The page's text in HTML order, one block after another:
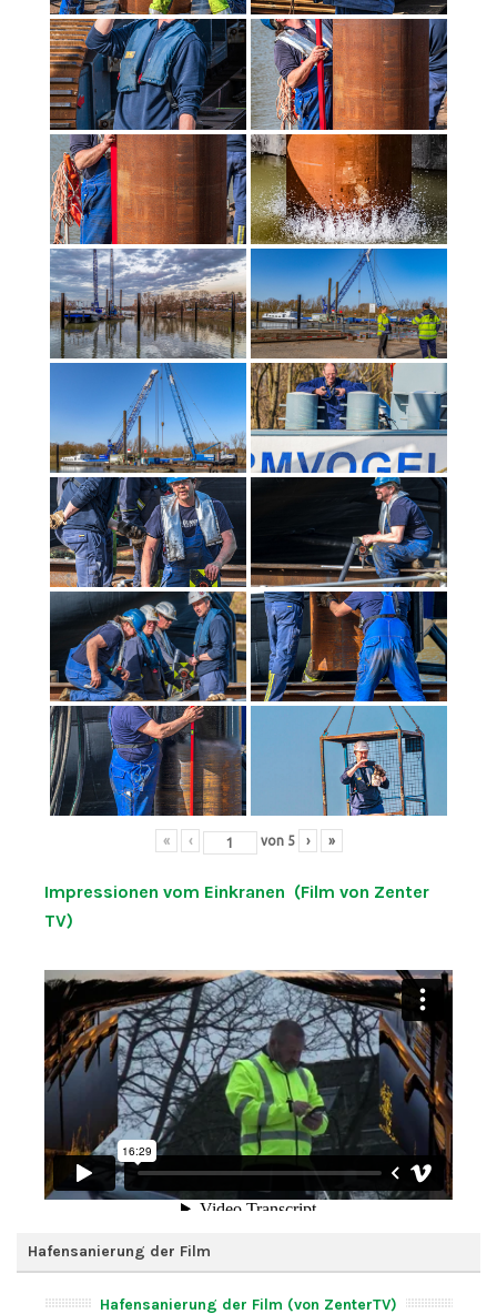
« ‹ von 5 › »
Impressionen vom Einkranen (Film von Zenter
TV)
Hafensanierung der Film
Hafensanierung der Film (von ZenterTV)